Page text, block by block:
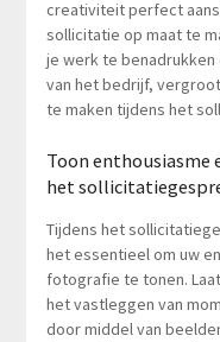
creativiteit perfect
sollicitatie op maat te
je werk te
van het bedrijf,
te maken tijdens het
Toon enthousiasme
het
Tijdens het
het essentieel om uw
fotografie te tonen.
het vastleggen van
door middel van